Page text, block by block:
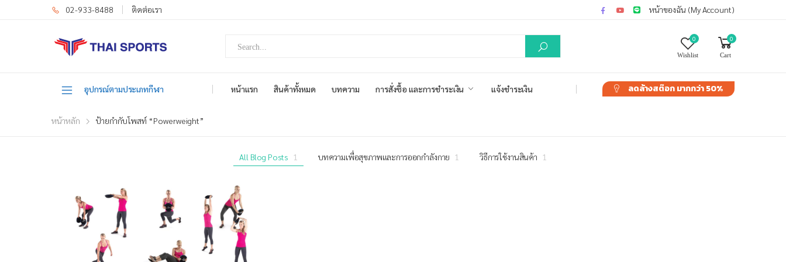
02-933-8488 ติดต่อเรา หน้าของฉัน (My Account)
0
Wishlist
0
Cart
อุปกรณ์ตามประเภทกีฬา หน้าแรก สินค้าทั้งหมด บทความ การสั่งซื้อ และการชำระเงิน แจ้งชำระเงิน ลดล้างสต๊อกมากกว่า 50%
หน้าหลัก ป้ายกำกับโพสท์ “Powerweight”
All Blog Posts 1 บทความเพื่อสุขภาพและการออกกำลังกาย 1 วิธีการใช้งานสินค้า 1